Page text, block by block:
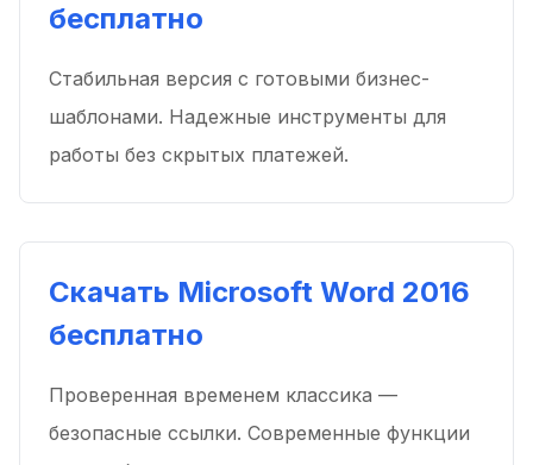
бесплатно
Стабильная версия с готовыми бизнес-
шаблонами. Надежные инструменты для
работы без скрытых платежей.
Скачать Microsoft Word 2016
бесплатно
Проверенная временем классика —
безопасные ссылки. Современные функции